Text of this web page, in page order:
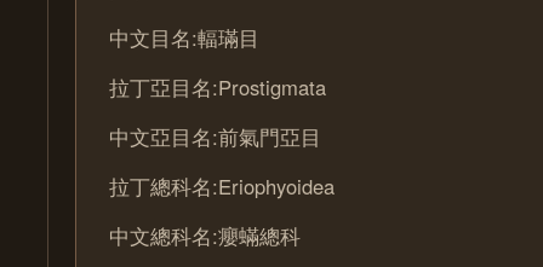
中文目名:輻璊目
拉丁亞目名:Prostigmata
中文亞目名:前氣門亞目
拉丁總科名:Eriophyoidea
中文總科名:癭蟎總科